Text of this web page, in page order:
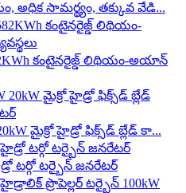
అధిక సామర్థ్యం, ​​తక్కువ వేడి...
కంటైనరైజ్డ్ లిథియం-అయాన్
మైక్రో హైడ్రో ఫిక్స్‌డ్ బ్లేడ్ కా...
టర్గో టర్బైన్ జనరేటర్